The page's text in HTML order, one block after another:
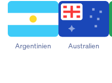
Argentinien Australien